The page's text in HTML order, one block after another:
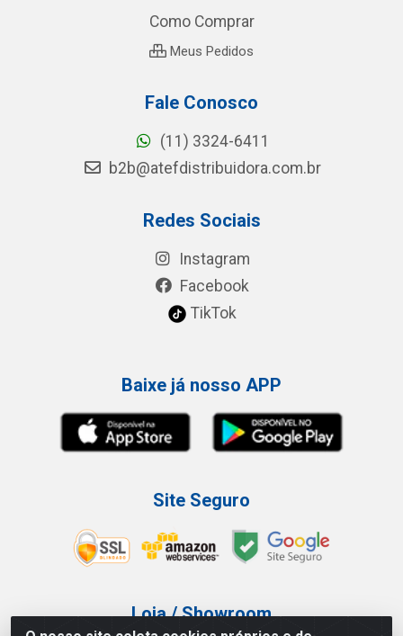
Como Comprar
Meus Pedidos
Fale Conosco
(11) 3324-6411
b2b@atefdistribuidora.com.br
Redes Sociais
Instagram
Facebook
TikTok
Baixe já nosso APP
Site Seguro
Loja / Showroom